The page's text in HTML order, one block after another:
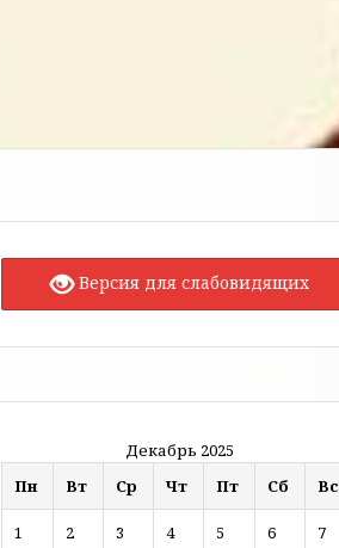
Версия для слабовидящих
Декабрь 2025
Пн
Вт Ср Чт Пт Сб Вс
1 2 3 4 5 6 7